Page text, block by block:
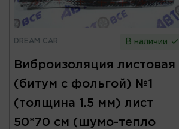
DREAM CAR В наличии
Виброизоляция листовая
(битум с фольгой) №1
(толщина 1.5 мм) лист
50*70 см (шумо-тепло